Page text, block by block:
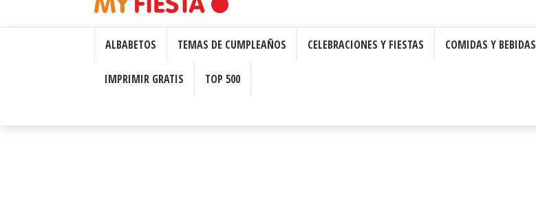
ALBABETOS TEMAS DE CUMPLEAÑOS CELEBRACIONES Y FIESTAS COMIDAS Y BEBIDAS
IMPRIMIR GRATIS TOP 500